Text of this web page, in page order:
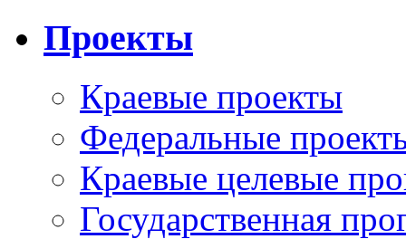
Проекты
Краевые проекты
Федеральные
Краевые целевые
Государственная